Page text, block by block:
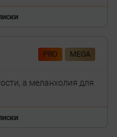
PRO MEGA
а меланхолия для